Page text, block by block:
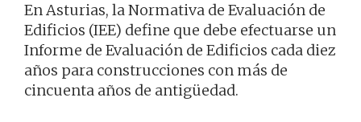
En Asturias, la Normativa de Evaluación de
Edificios (IEE) define que debe efectuarse un
Informe de Evaluación de Edificios cada diez
años para construcciones con más de
cincuenta años de antigüedad.